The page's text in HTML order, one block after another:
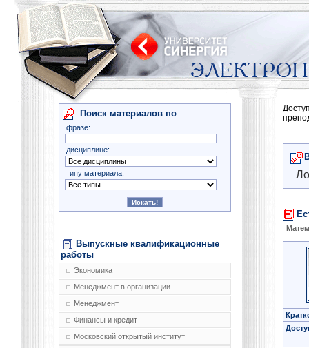
Поиск материалов по
фразе:
дисциплине:
типу материала:
Выпускные квалификационные
работы
Экономика
Менеджмент в организации
Менеджмент
Финансы и кредит
Московский открытый институт